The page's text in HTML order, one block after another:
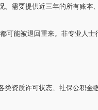
。需要提供近三年的所有账本
可能被退回重来。非专业人士
类资质许可状态、社保公积金